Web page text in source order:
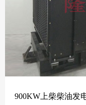
900KW上柴柴油发